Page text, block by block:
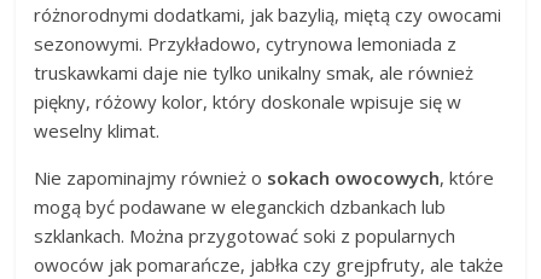
różnorodnymi dodatkami, jak bazylią, miętą czy owocami
sezonowymi. Przykładowo, cytrynowa lemoniada z
truskawkami daje nie tylko unikalny smak, ale również
piękny, różowy kolor, który doskonale wpisuje się w
weselny klimat.
Nie zapominajmy również o sokach owocowych, które
mogą być podawane w eleganckich dzbankach lub
szklankach. Można przygotować soki z popularnych
owoców jak pomarańcze, jabłka czy grejpfruty, ale także